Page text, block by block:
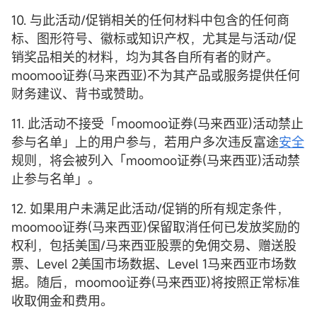
10. 与此活动/促销相关的任何材料中包含的任何商
标、图形符号、徽标或知识产权，尤其是与活动/促
销奖品相关的材料，均为其各自所有者的财产。
moomoo证券(马来西亚)不为其产品或服务提供任何
财务建议、背书或赞助。
11. 此活动不接受「moomoo证券(马来西亚)活动禁止
参与名单」上的用户参与，若用户多次违反富途安全
规则，将会被列入「moomoo证券(马来西亚)活动禁
止参与名单」。
12. 如果用户未满足此活动/促销的所有规定条件，
moomoo证券(马来西亚)保留取消任何已发放奖励的
权利，包括美国/马来西亚股票的免佣交易、赠送股
票、Level 2美国市场数据、Level 1马来西亚市场数
据。随后，moomoo证券(马来西亚)将按照正常标准
收取佣金和费用。